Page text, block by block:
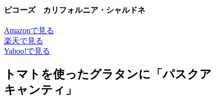
ビコーズ カリフォルニア・シャルドネ
Amazonで見る
楽天で見る
Yahoo!で見る
トマトを使ったグラタンに「パスクア
キャンティ」